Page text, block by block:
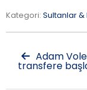
Kategori: Sultanlar &
Adam
transfere